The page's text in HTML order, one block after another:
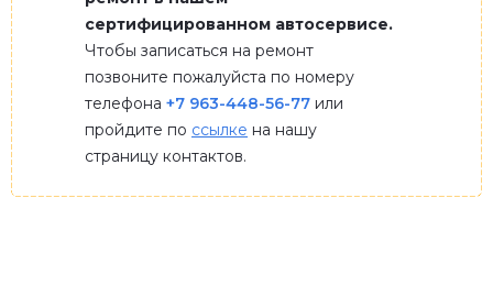
сертифицированном автосервисе.
Чтобы записаться на ремонт
позвоните пожалуйста по номеру
телефона +7 963-448-56-77 или
пройдите по ссылке на нашу
страницу контактов.